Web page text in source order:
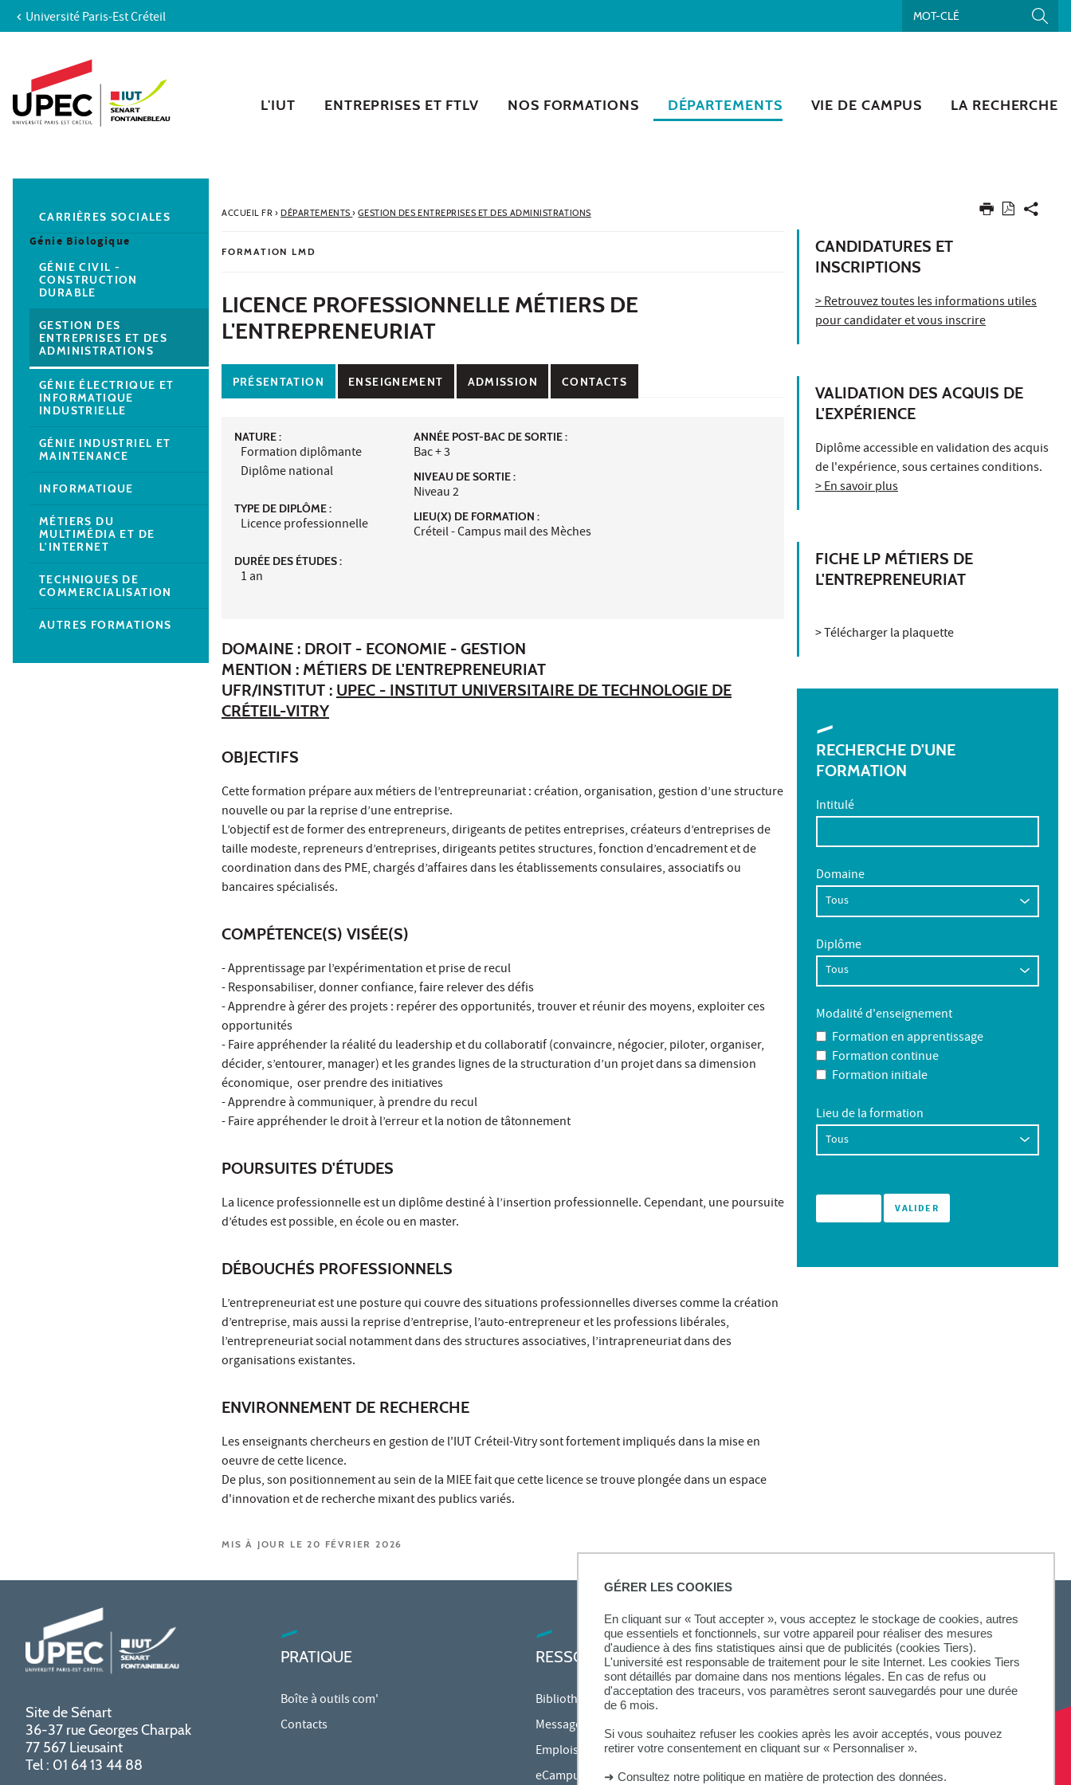
GÉRER LES COOKIES
En cliquant sur « Tout accepter », vous acceptez le stockage de cookies, autres
que essentiels et fonctionnels, sur votre appareil pour réaliser des mesures
d'audience à des fins statistiques ainsi que de publicités (cookies Tiers).
L'université est responsable de traitement pour le site Internet. Les cookies Tiers
sont détaillés par domaine dans nos mentions légales. En cas de refus ou
d'acceptation des traceurs, vos paramètres seront sauvegardés pour une durée
de 6 mois.
Si vous souhaitez refuser les cookies après les avoir acceptés, vous pouvez
retirer votre consentement en cliquant sur « Personnaliser ».
➜ Consultez notre politique en matière de protection des données.
Aller au contenu
Accès directs
Recherche
Navigation secondaire
Université Paris-Est Créteil
L'IUT ENTREPRISES ET FTLV NOS FORMATIONS DÉPARTEMENTS VIE DE CAMPUS LA RECHERCHE
ACCUEIL FR› DÉPARTEMENTS› GESTION DES ENTREPRISES ET DES ADMINISTRATIONS
FORMATION LMD
LICENCE PROFESSIONNELLE MÉTIERS DE
L'ENTREPRENEURIAT
PRÉSENTATION ENSEIGNEMENT ADMISSION CONTACTS
NATURE :
Formation diplômante
Diplôme national
TYPE DE DIPLÔME :
Licence professionnelle
DURÉE DES ÉTUDES :
1 an
ANNÉE POST-BAC DE SORTIE :
Bac + 3
NIVEAU DE SORTIE :
Niveau 2
LIEU(X) DE FORMATION :
Créteil - Campus mail des Mèches
DOMAINE : DROIT - ECONOMIE - GESTION
MENTION : MÉTIERS DE L'ENTREPRENEURIAT
UFR/INSTITUT : UPEC - INSTITUT UNIVERSITAIRE DE TECHNOLOGIE DE
CRÉTEIL-VITRY
OBJECTIFS
Cette formation prépare aux métiers de l’entrepreunariat : création, organisation, gestion d’une structure
nouvelle ou par la reprise d’une entreprise.
L’objectif est de former des entrepreneurs, dirigeants de petites entreprises, créateurs d’entreprises de
taille modeste, repreneurs d’entreprises, dirigeants petites structures, fonction d’encadrement et de
coordination dans des PME, chargés d’affaires dans les établissements consulaires, associatifs ou
bancaires spécialisés.
COMPÉTENCE(S) VISÉE(S)
- Apprentissage par l’expérimentation et prise de recul
- Responsabiliser, donner confiance, faire relever des défis
- Apprendre à gérer des projets : repérer des opportunités, trouver et réunir des moyens, exploiter ces
opportunités
- Faire appréhender la réalité du leadership et du collaboratif (convaincre, négocier, piloter, organiser,
décider, s’entourer, manager) et les grandes lignes de la structuration d’un projet dans sa dimension
économique, oser prendre des initiatives
- Apprendre à communiquer, à prendre du recul
- Faire appréhender le droit à l’erreur et la notion de tâtonnement
POURSUITES D'ÉTUDES
La licence professionnelle est un diplôme destiné à l’insertion professionnelle. Cependant, une poursuite
d’études est possible, en école ou en master.
DÉBOUCHÉS PROFESSIONNELS
L’entrepreneuriat est une posture qui couvre des situations professionnelles diverses comme la création
d’entreprise, mais aussi la reprise d’entreprise, l’auto-entrepreneur et les professions libérales,
l’entrepreneuriat social notamment dans des structures associatives, l’intrapreneuriat dans des
organisations existantes.
ENVIRONNEMENT DE RECHERCHE
Les enseignants chercheurs en gestion de l'IUT Créteil-Vitry sont fortement impliqués dans la mise en
oeuvre de cette licence.
De plus, son positionnement au sein de la MIEE fait que cette licence se trouve plongée dans un espace
d'innovation et de recherche mixant des publics variés.
MIS À JOUR LE 20 FÉVRIER 2026
CANDIDATURES ET
INSCRIPTIONS
> Retrouvez toutes les informations utiles
pour candidater et vous inscrire
VALIDATION DES ACQUIS DE
L'EXPÉRIENCE
Diplôme accessible en validation des acquis
de l'expérience, sous certaines conditions.
> En savoir plus
FICHE LP MÉTIERS DE
L'ENTREPRENEURIAT
> Télécharger la plaquette
RECHERCHE D'UNE
FORMATION
Intitulé
Domaine
Diplôme
Modalité d'enseignement
Formation en apprentissage
Formation continue
Formation initiale
Lieu de la formation
CARRIÈRES SOCIALES
Génie Biologique
GÉNIE CIVIL -
CONSTRUCTION
DURABLE
GESTION DES
ENTREPRISES ET DES
ADMINISTRATIONS
GÉNIE ÉLECTRIQUE ET
INFORMATIQUE
INDUSTRIELLE
GÉNIE INDUSTRIEL ET
MAINTENANCE
INFORMATIQUE
MÉTIERS DU
MULTIMÉDIA ET DE
L'INTERNET
TECHNIQUES DE
COMMERCIALISATION
AUTRES FORMATIONS
Site de Sénart
36-37 rue Georges Charpak
77 567 Lieusaint
Tel : 01 64 13 44 88
PRATIQUE
Boîte à outils com'
Contacts
RESSOURCES
Bibliothèque
Messagerie étudiante
Emplois du temps en ligne (ADE)
eCampus
SUIVEZ-NOUS